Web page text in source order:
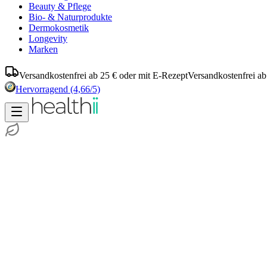
Beauty & Pflege
Bio- & Naturprodukte
Dermokosmetik
Longevity
Marken
Versandkostenfrei ab 25 € oder mit E-RezeptVersandkostenfrei
Hervorragend (4,66/5)